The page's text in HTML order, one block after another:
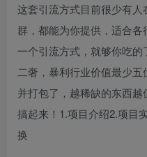
这套引流方式目前很少有人
群，都能为你提供，适合
一个引流方式，就够你吃
二奢，暴利行业价值最少
并打包了，越稀缺的东西
搞起来！1.项目介绍2.项目
换